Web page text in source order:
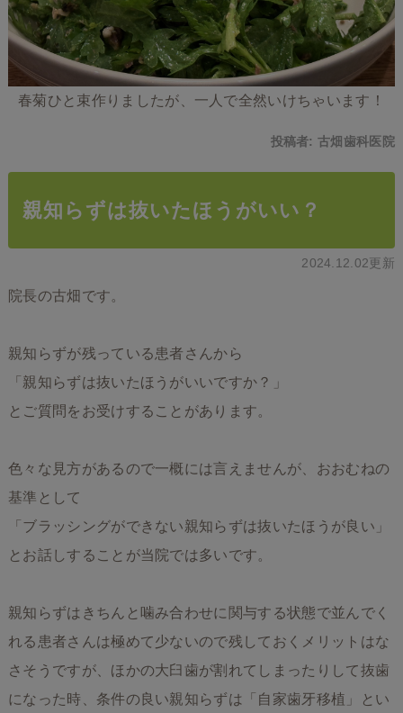
春菊ひと束作りましたが、一人で全然いけちゃいます！
投稿者:古畑歯科医院
親知らずは抜いたほうがいい？
2024.12.02更新
院長の古畑です。
親知らずが残っている患者さんから
「親知らずは抜いたほうがいいですか？」
とご質問をお受けすることがあります。
色々な見方があるので一概には言えませんが、おおむねの
基準として
「ブラッシングができない親知らずは抜いたほうが良い」
とお話しすることが当院では多いです。
親知らずはきちんと噛み合わせに関与する状態で並んでく
れる患者さんは極めて少ないので残しておくメリットはな
さそうですが、ほかの大臼歯が割れてしまったりして抜歯
になった時、条件の良い親知らずは「自家歯牙移植」とい